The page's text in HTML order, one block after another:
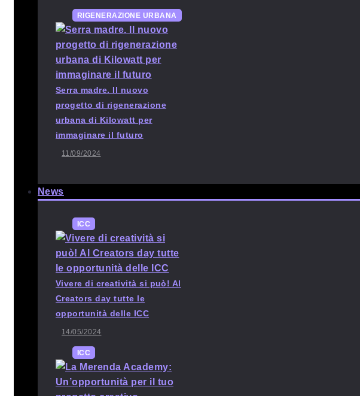
RIGENERAZIONE URBANA
Serra madre. Il nuovo
progetto di rigenerazione
urbana di Kilowatt per
immaginare il futuro
11/09/2024
News
ICC
Vivere di creatività si può! Al
Creators day tutte le
opportunità delle ICC
14/05/2024
ICC